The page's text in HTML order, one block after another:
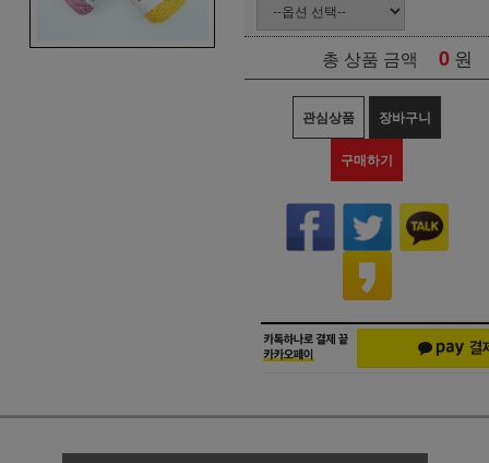
총 상품 금액 0 원
관심상품 장바구니
구매하기